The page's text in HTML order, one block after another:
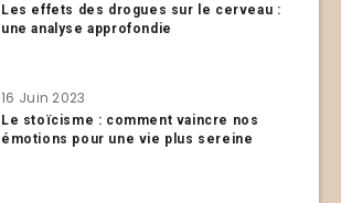
Les effets des drogues sur le cerveau :
une analyse approfondie
16 Juin 2023
Le stoïcisme : comment vaincre nos
émotions pour une vie plus sereine